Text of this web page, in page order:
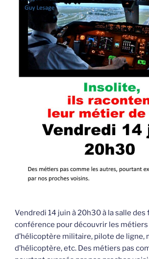
Vendredi 14 juin à 20h30 à la salle des
conférence pour découvrir les métiers
d’hélicoptère militaire, pilote de ligne,
d’hélicoptère, etc. Des métiers pas